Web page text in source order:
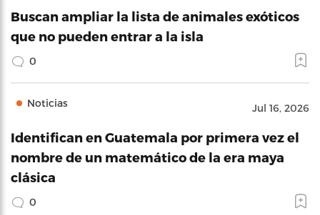
Buscan ampliar la lista de animales exóticos
que no pueden entrar a la isla
0
Noticias Jul 16, 2026
Identifican en Guatemala por primera vez el
nombre de un matemático de la era maya
clásica
0